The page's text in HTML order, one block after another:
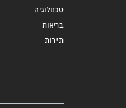
טכנולוגיה
בריאות
תיירות